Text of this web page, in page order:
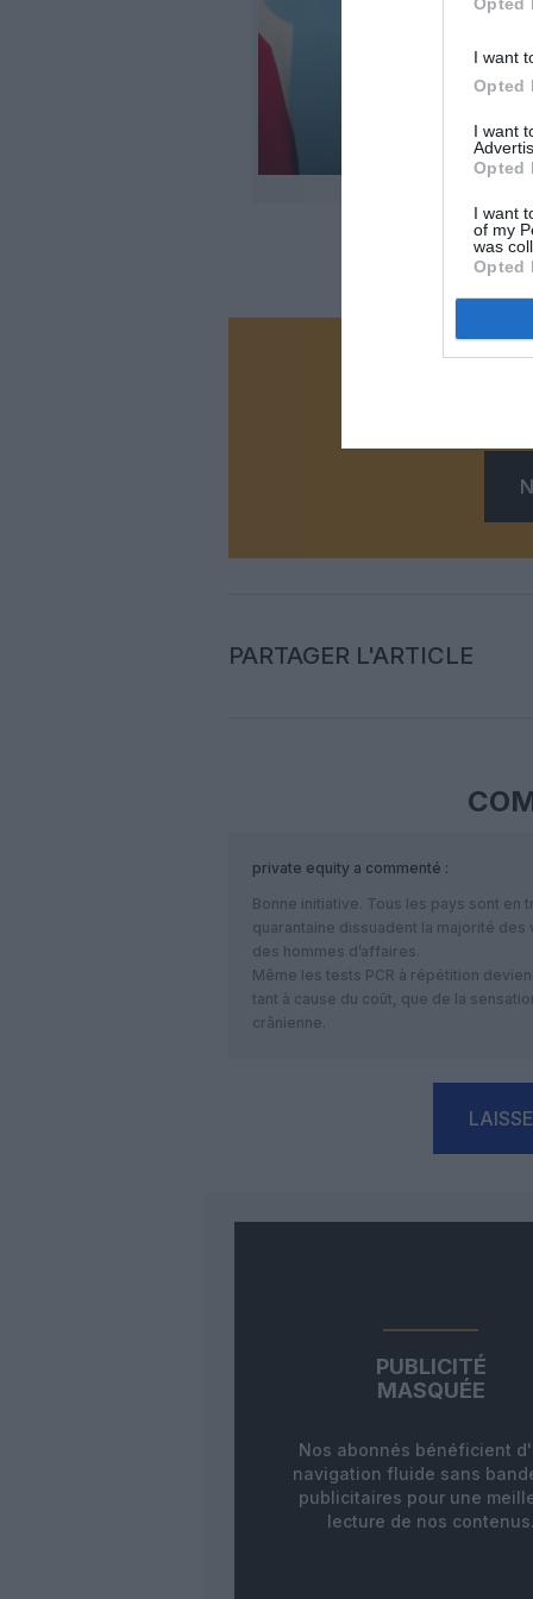
I want
Opted
I want
Opted
I want
of my
was
Opted
PARTAGER L'ARTICLE
private equity a commenté :
Bonne initiative. Tous les pays sont
quarantaine dissuadent la majorité
des hommes d’affaires.
Même les tests PCR à répétition
tant à cause du coût, que de la
crânienne.
PUBLICITÉ
MASQUÉE
Nos abonnés bénéficient
navigation fluide sans
publicitaires pour une
lecture de nos contenus.